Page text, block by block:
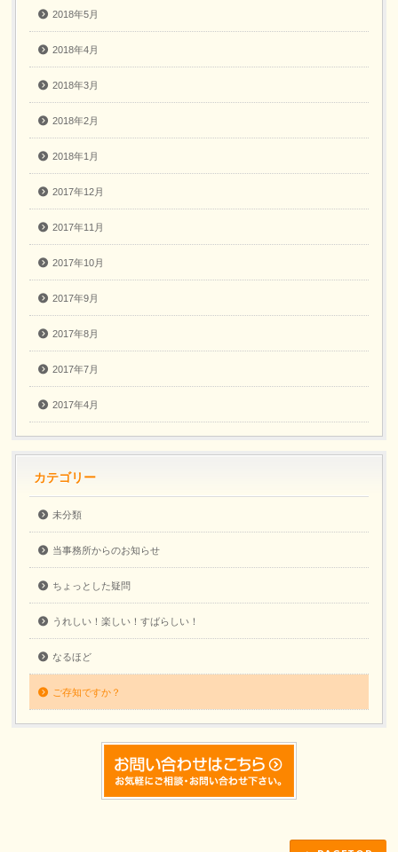
2018年5月
2018年4月
2018年3月
2018年2月
2018年1月
2017年12月
2017年11月
2017年10月
2017年9月
2017年8月
2017年7月
2017年4月
カテゴリー
未分類
当事務所からのお知らせ
ちょっとした疑問
うれしい！楽しい！すばらしい！
なるほど
ご存知ですか？